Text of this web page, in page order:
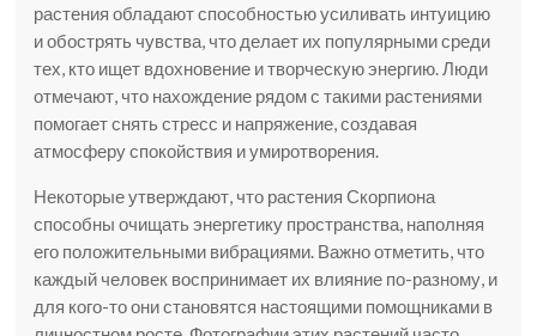
растения обладают способностью усиливать интуицию
и обострять чувства, что делает их популярными среди
тех, кто ищет вдохновение и творческую энергию. Люди
отмечают, что нахождение рядом с такими растениями
помогает снять стресс и напряжение, создавая
атмосферу спокойствия и умиротворения.
Некоторые утверждают, что растения Скорпиона
способны очищать энергетику пространства, наполняя
его положительными вибрациями. Важно отметить, что
каждый человек воспринимает их влияние по-разному, и
для кого-то они становятся настоящими помощниками в